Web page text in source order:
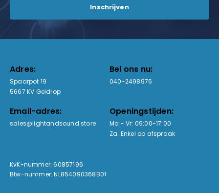
Adres:
Spaarpot 19
5667 KV Geldrop
Bel ons nu:
040-2498976
Email-adres:
sales@lightandsound.store
Openingstijden:
Ma - Vr: 09:00-17:00
Za: Enkel op afspraak
KvK-nummer: 60857196
Btw-nummer: NL854090368B01